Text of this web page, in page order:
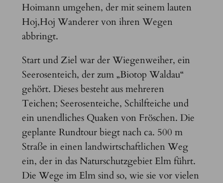
Hoimann umgehen, der mit seinem lauten
Hoj,Hoj Wanderer von ihren Wegen
abbringt.
Start und Ziel war der Wiegenweiher, ein
Seerosenteich, der zum „Biotop Waldau“
gehört. Dieses besteht aus mehreren
Teichen; Seerosenteiche, Schilfteiche und
ein unendliches Quaken von Fröschen. Die
geplante Rundtour biegt nach ca. 500 m
Straße in einen landwirtschaftlichen Weg
ein, der in das Naturschutzgebiet Elm führt.
Die Wege im Elm sind so, wie sie vor vielen